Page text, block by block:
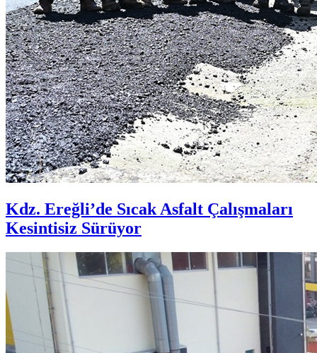
Kdz. Ereğli’de Sıcak Asfalt Çalışmaları
Kesintisiz Sürüyor